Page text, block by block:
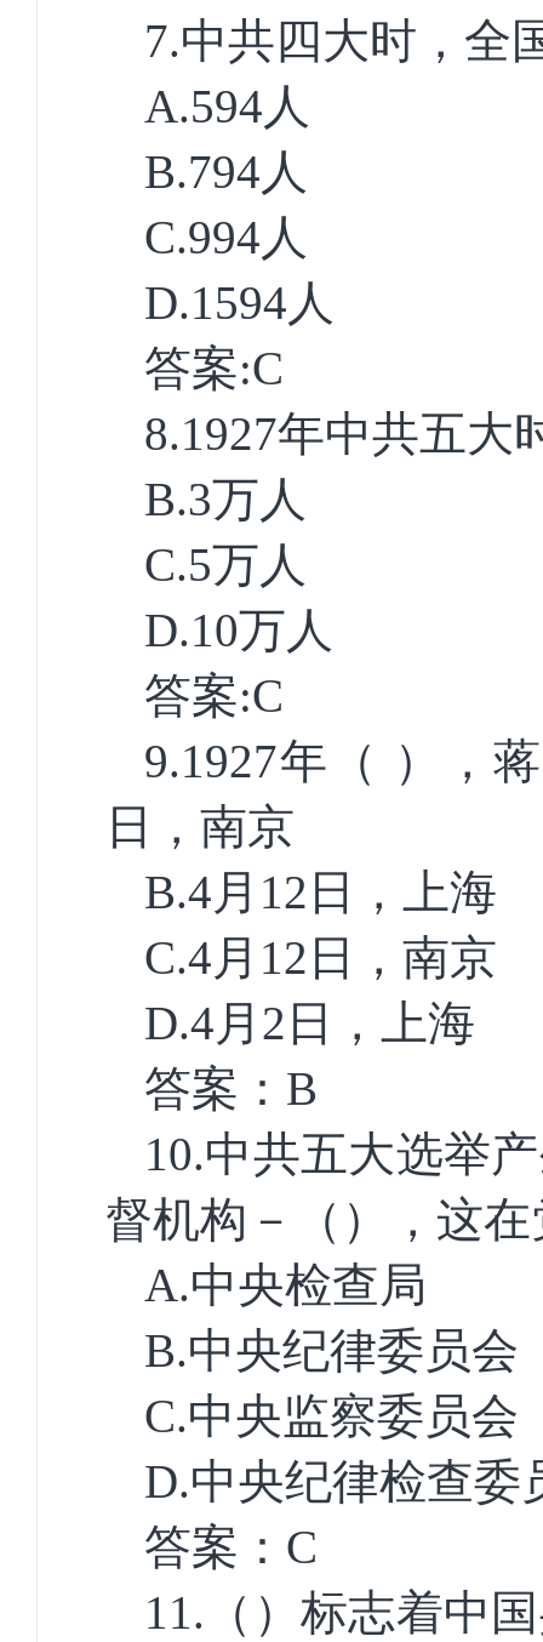
7.中共四大时，全
A.594人
B.794人
C.994人
D.1594人
答案:C
8.1927年中共五大
B.3万人
C.5万人
D.10万人
答案:C
9.1927年（ ），
日，南京
B.4月 12 日，上海
C.4月 12 日，南京
D.4月 2 日，上海
答案： B
10.中共五大选举
督机构－（），这
A.中央检查局
B.中央纪律委员会
C.中央监察委员会
D.中央纪律检查委
答案： C
11. （）标志着中